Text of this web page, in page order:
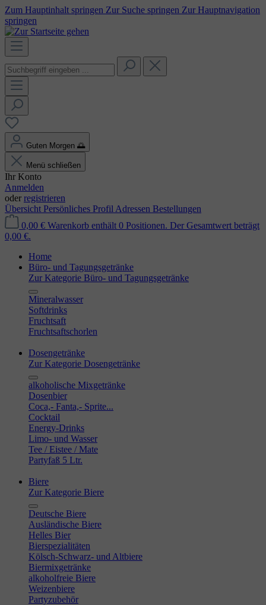
Zum Hauptinhalt springen Zur Suche springen Zur Hauptnavigation
springen
Guten Morgen 🌅
Menü schließen
Ihr Konto
Anmelden
oder registrieren
Übersicht Persönliches Profil Adressen Bestellungen
0,00 € Warenkorb enthält 0 Positionen. Der Gesamtwert beträgt
0,00 €.
Home
Büro- und Tagungsgetränke
Zur Kategorie Büro- und Tagungsgetränke
Mineralwasser
Softdrinks
Fruchtsaft
Fruchtsaftschorlen
Dosengetränke
Zur Kategorie Dosengetränke
alkoholische Mixgetränke
Dosenbier
Coca,- Fanta,- Sprite...
Cocktail
Energy-Drinks
Limo- und Wasser
Tee / Eistee / Mate
Partyfaß 5 Ltr.
Biere
Zur Kategorie Biere
Deutsche Biere
Ausländische Biere
Helles Bier
Bierspezialitäten
Kölsch-Schwarz- und Altbiere
Biermixgetränke
alkoholfreie Biere
Weizenbiere
Partyzubehör